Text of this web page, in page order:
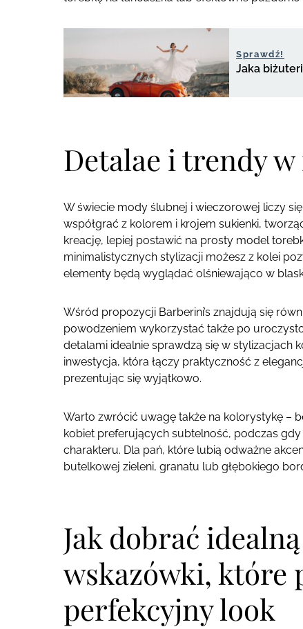
Sprawdź!
Jaka
Detalae i trendy
W świecie mody ślubnej i wieczorowej liczy
współgrać z kolorem i krojem sukienki,
kreację, lepiej postawić na prosty model
minimalistycznych stylizacji możesz z kolei
elementy będą wyglądać olśniewająco w
Wśród propozycji Barberini’s znajdują się
powodzeniem wykorzystać także po
detalami idealnie sprawdzą się w stylizacjach
inwestycja, która łączy praktyczność z
prezentując się wyjątkowo.
Warto zwrócić uwagę także na kolorystykę –
kobiet preferujących subtelność, podczas
charakteru. Dla pań, które lubią odważne
butelkowej zieleni, granatu lub głębokiego
Jak dobrać
wskazówki, które
perfekcyjny look